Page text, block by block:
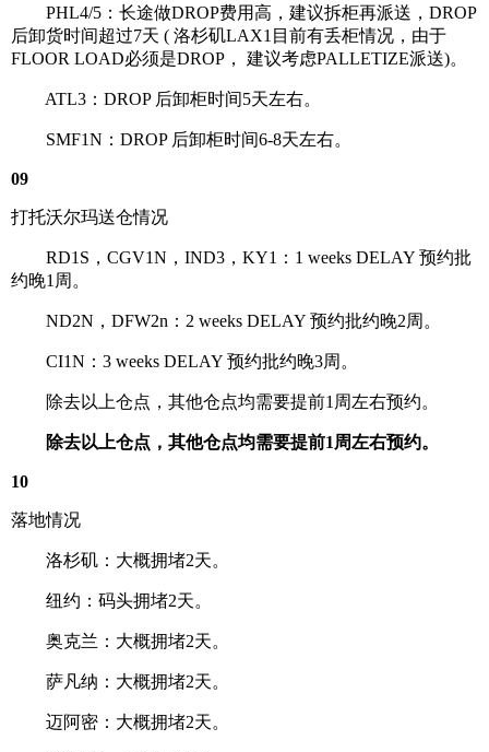
PHL4/5：长途做DROP费用高，建议拆柜再派送，DROP
后卸货时间超过7天 ( 洛杉矶LAX1目前有丢柜情况，由于
FLOOR LOAD必须是DROP， 建议考虑PALLETIZE派送)。
ATL3：DROP 后卸柜时间5天左右。
SMF1N：DROP 后卸柜时间6-8天左右。
09
打托沃尔玛送仓情况
RD1S，CGV1N，IND3，KY1：1 weeks DELAY 预约批
约晚1周。
ND2N，DFW2n：2 weeks DELAY 预约批约晚2周。
CI1N：3 weeks DELAY 预约批约晚3周。
除去以上仓点，其他仓点均需要提前1周左右预约。
除去以上仓点，其他仓点均需要提前1周左右预约。
10
落地情况
洛杉矶：大概拥堵2天。
纽约：码头拥堵2天。
奥克兰：大概拥堵2天。
萨凡纳：大概拥堵2天。
迈阿密：大概拥堵2天。